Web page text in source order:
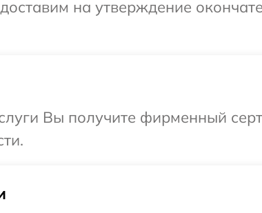
на утверждение
Вы получите фирменный